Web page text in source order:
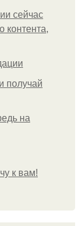
сейчас
контента,
получай
на
к вам!